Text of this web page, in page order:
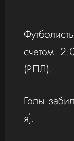
счетом
(РПЛ).
Голы
я).